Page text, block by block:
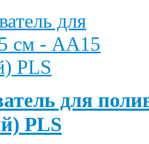
для
PLS